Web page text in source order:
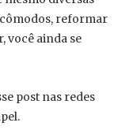
cômodos, reformar
você ainda se
post nas redes